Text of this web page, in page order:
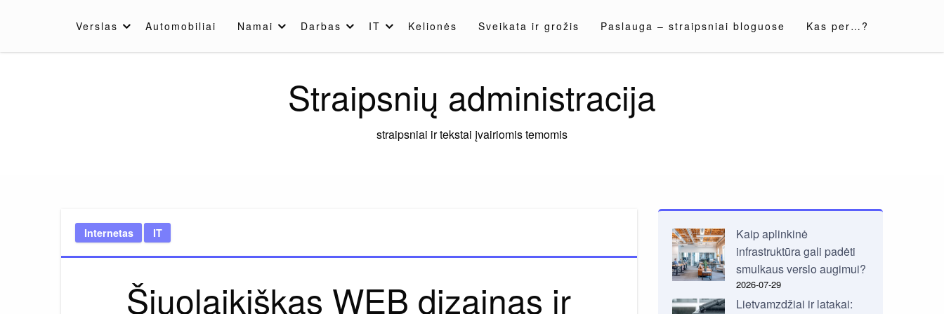
Verslas Automobiliai Namai Darbas IT Kelionės Sveikata ir grožis Paslauga – straipsniai bloguose Kas per…?
Straipsnių administracija
straipsniai ir tekstai įvairiomis temomis
Internetas IT
Šiuolaikiškas WEB dizainas ir
Kaip aplinkinė
infrastruktūra gali padėti
smulkaus verslo augimui?
2026-07-29
Lietvamzdžiai ir latakai: